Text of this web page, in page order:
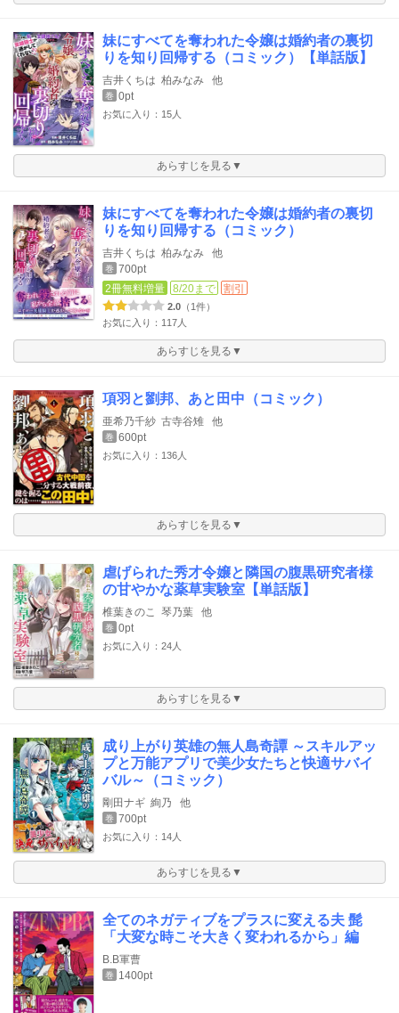
妹にすべてを奪われた令嬢は婚約者の裏切
りを知り回帰する（コミック）【単話版】
吉井くちは 柏みなみ 他
巻 0pt
お気に入り：15人
あらすじを見る▼
妹にすべてを奪われた令嬢は婚約者の裏切
りを知り回帰する（コミック）
吉井くちは 柏みなみ 他
巻 700pt
2冊無料増量
8/20まで 割引
2.0 （1件）
お気に入り：117人
あらすじを見る▼
項羽と劉邦、あと田中（コミック）
亜希乃千紗 古寺谷雉 他
巻 600pt
お気に入り：136人
あらすじを見る▼
虐げられた秀才令嬢と隣国の腹黒研究者様
の甘やかな薬草実験室【単話版】
椎葉きのこ 琴乃葉 他
巻 0pt
お気に入り：24人
あらすじを見る▼
成り上がり英雄の無人島奇譚 ～スキルアッ
プと万能アプリで美少女たちと快適サバイ
バル～（コミック）
剛田ナギ 絢乃 他
巻 700pt
お気に入り：14人
あらすじを見る▼
全てのネガティブをプラスに変える夫 髭
「大変な時こそ大きく変われるから」編
B.B軍曹
巻 1400pt